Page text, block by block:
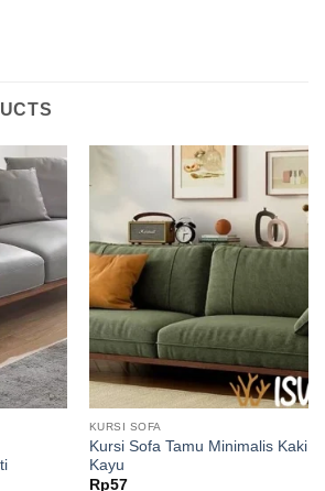
KURSI SOFA
Kursi Sofa Tamu Minimalis Kaki
Kayu
Rp57